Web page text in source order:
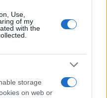
Use,
of my
with the
storage
on web or